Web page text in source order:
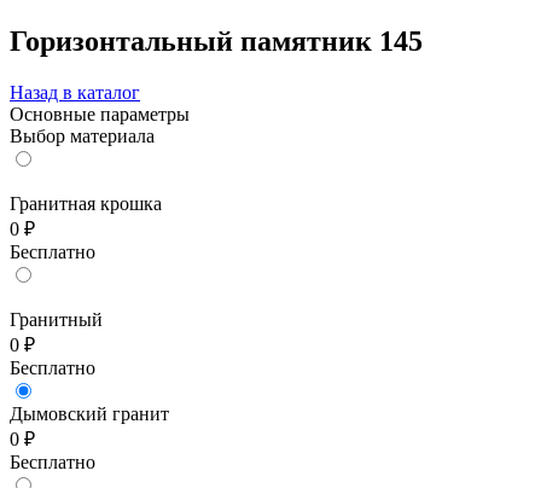
Горизонтальный памятник 145
Назад в каталог
Основные параметры
Выбор материала
Гранитная крошка
0 ₽
Бесплатно
Гранитный
0 ₽
Бесплатно
Дымовский гранит
0 ₽
Бесплатно